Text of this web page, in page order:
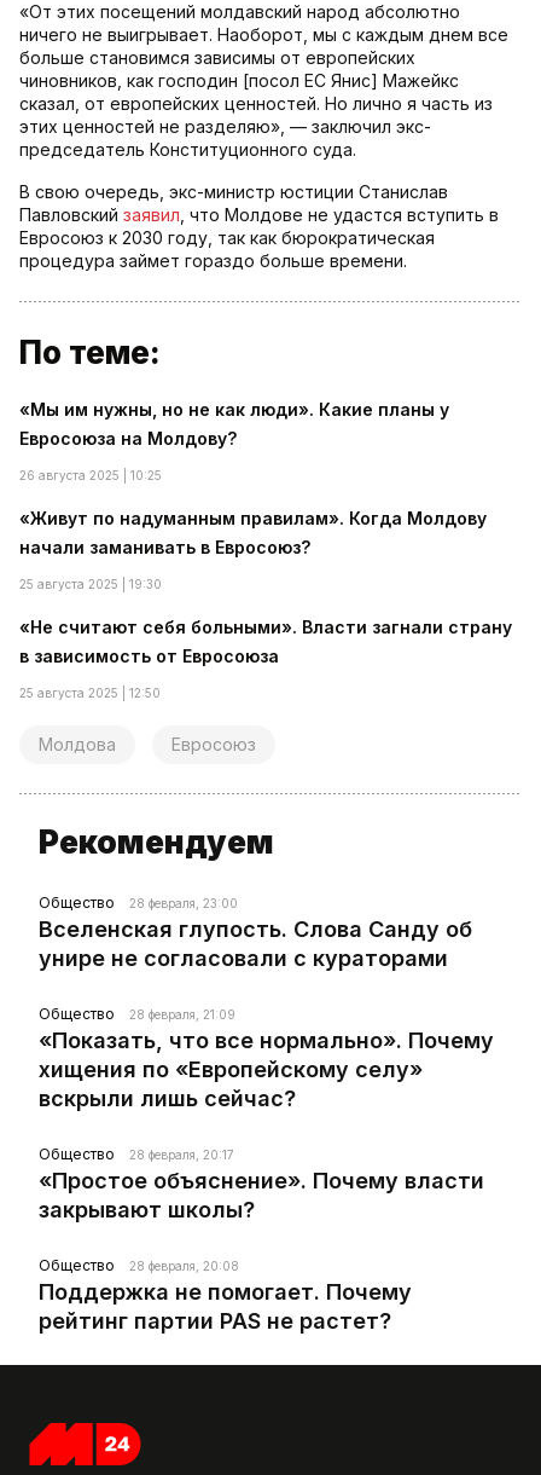
«От этих посещений молдавский народ абсолютно
ничего не выигрывает. Наоборот, мы с каждым днем все
больше становимся зависимы от европейских
чиновников, как господин [посол ЕС Янис] Мажейкс
сказал, от европейских ценностей. Но лично я часть из
этих ценностей не разделяю», — заключил экс-
председатель Конституционного суда.
В свою очередь, экс-министр юстиции Станислав
Павловский заявил , что Молдове не удастся вступить в
Евросоюз к 2030 году, так как бюрократическая
процедура займет гораздо больше времени.
По теме:
«Мы им нужны, но не как люди». Какие планы у
Евросоюза на Молдову?
26 августа 2025 | 10:25
«Живут по надуманным правилам». Когда Молдову
начали заманивать в Евросоюз?
25 августа 2025 | 19:30
«Не считают себя больными». Власти загнали страну
в зависимость от Евросоюза
25 августа 2025 | 12:50
Молдова Евросоюз
Рекомендуем
Общество 28 февраля, 23:00
Вселенская глупость. Слова Санду об
унире не согласовали с кураторами
Общество 28 февраля, 21:09
«Показать, что все нормально». Почему
хищения по «Европейскому селу»
вскрыли лишь сейчас?
Общество 28 февраля, 20:17
«Простое объяснение». Почему власти
закрывают школы?
Общество 28 февраля, 20:08
Поддержка не помогает. Почему
рейтинг партии PAS не растет?